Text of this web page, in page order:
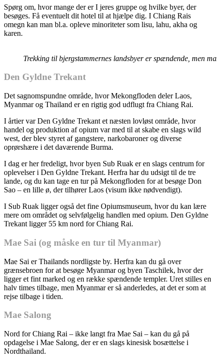
Spørg om, hvor mange der er I jeres gruppe og hvilke byer, der
besøges. Få eventuelt dit hotel til at hjælpe dig. I Chiang Rais
omegn kan man bl.a. opleve minoriteter som lisu, lahu, akha og
karen.
Trekking til bjergstammernes landsbyer er spændende, men
Den Gyldne Trekant
Det sagnomspundne område, hvor Mekongfloden deler Laos,
Myanmar og Thailand er en rigtig god udflugt fra Chiang Rai.
I årtier var Den Gyldne Trekant et næsten lovløst område, hvor
handel og produktion af opium var med til at skabe en slags wild
west, der blev styret af gangstere, narkobaroner og diverse
oprørshære i det daværende Burma.
I dag er her fredeligt, hvor byen Sub Ruak er en slags centrum for
oplevelser i Den Gyldne Trekant. Herfra har du udsigt til de tre
lande, og du kan tage en tur på Mekongfloden for at besøge Don
Sao – en lille ø, der tilhører Laos (visum ikke nødvendigt).
I Sub Ruak ligger også det fine Opiumsmuseum, hvor du kan lære
mere om området og selvfølgelig handlen med opium. Den Gyldne
Trekant ligger 55 km nord for Chiang Rai.
Mae Sai (og måske en tur til Myanmar)
Mae Sai er Thailands nordligste by. Herfra kan du gå over
grænsebroen for at besøge Myanmar og byen Taschilek, hvor der
ligger et fint marked og en række spændende templer. Uret stilles en
halv times tilbage, men Myanmar er så anderledes, at det er som at
rejse tilbage i tiden.
Mae Salong
Nord for Chiang Rai – ikke langt fra Mae Sai – kan du gå på
opdagelse i Mae Salong, der er en slags kinesisk bosættelse i
Nordthailand.